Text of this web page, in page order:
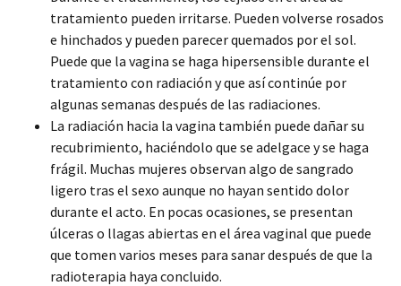
tratamiento pueden irritarse. Pueden volverse rosados
e hinchados y pueden parecer quemados por el sol.
Puede que la vagina se haga hipersensible durante el
tratamiento con radiación y que así continúe por
algunas semanas después de las radiaciones.
La radiación hacia la vagina también puede dañar su
recubrimiento, haciéndolo que se adelgace y se haga
frágil. Muchas mujeres observan algo de sangrado
ligero tras el sexo aunque no hayan sentido dolor
durante el acto. En pocas ocasiones, se presentan
úlceras o llagas abiertas en el área vaginal que puede
que tomen varios meses para sanar después de que la
radioterapia haya concluido.